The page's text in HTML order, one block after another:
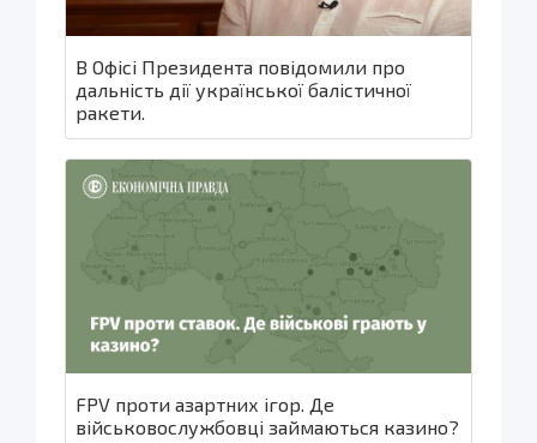
В Офісі Президента повідомили про
дальність дії української балістичної
ракети.
FPV проти азартних ігор. Де
військовослужбовці займаються казино?